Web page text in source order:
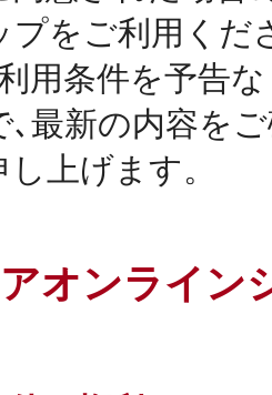
ドレススノー
ドレスリフト
品について
ついて
問
プをご利用くだ
用条件を予告
､最新の内容を
上げます。
オンライン